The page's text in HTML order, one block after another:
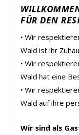
FÜR DEN
• Wir
Wald ist ihr
• Wir
Wald hat eine
• Wir
Wald auf ihre
Wir sind als